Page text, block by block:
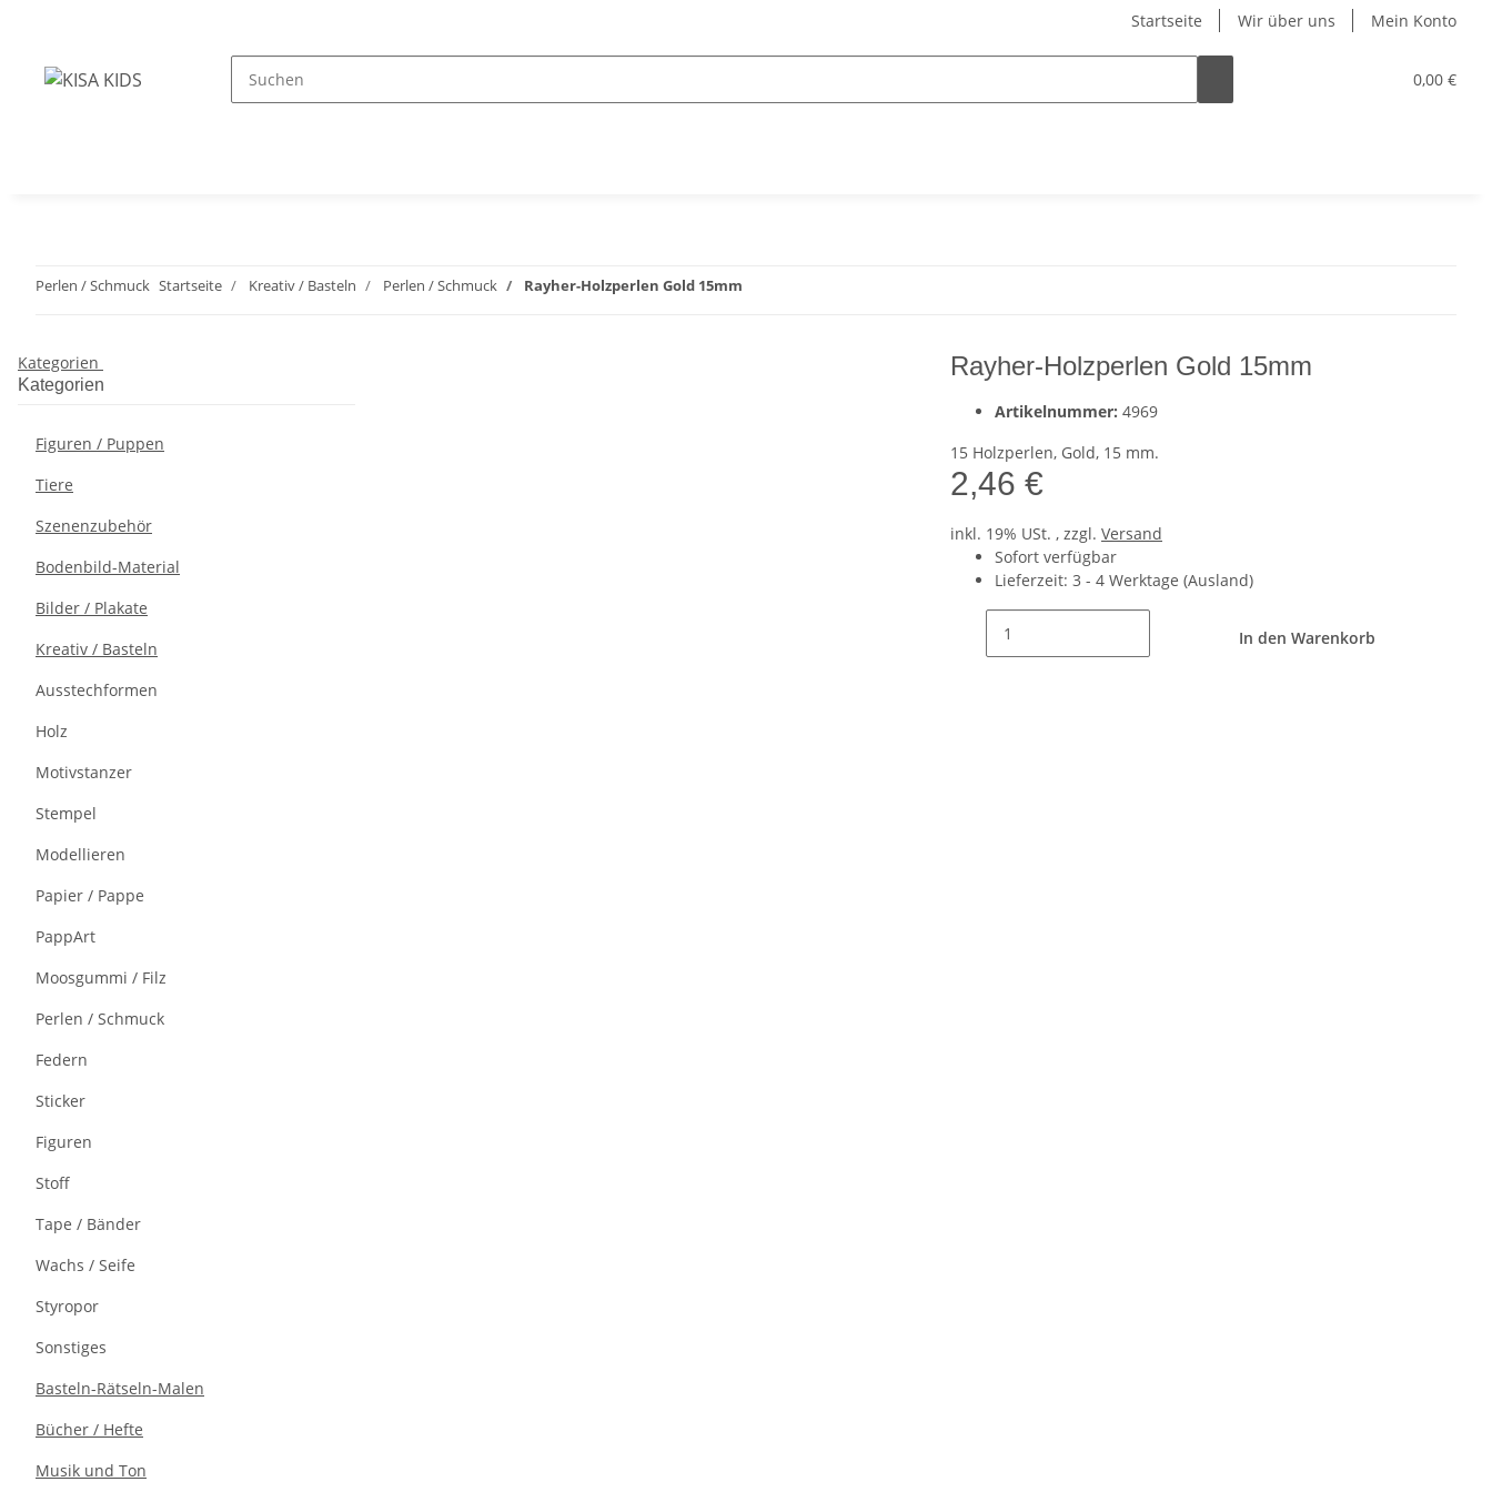
Startseite Wir über uns Mein Konto
0,00 €
Perlen / Schmuck Startseite Kreativ / Basteln Perlen / Schmuck Rayher-Holzperlen Gold 15mm
Rayher-Holzperlen Gold 15mm
Artikelnummer: 4969
15 Holzperlen, Gold, 15 mm.
2,46 €
inkl. 19% USt. , zzgl. Versand
Sofort verfügbar
Lieferzeit: 3 - 4 Werktage (Ausland)
In den Warenkorb
Kategorien
Kategorien
Figuren / Puppen
Tiere
Szenenzubehör
Bodenbild-Material
Bilder / Plakate
Kreativ / Basteln
Ausstechformen
Holz
Motivstanzer
Stempel
Modellieren
Papier / Pappe
PappArt
Moosgummi / Filz
Perlen / Schmuck
Federn
Sticker
Figuren
Stoff
Tape / Bänder
Wachs / Seife
Styropor
Sonstiges
Basteln-Rätseln-Malen
Bücher / Hefte
Musik und Ton